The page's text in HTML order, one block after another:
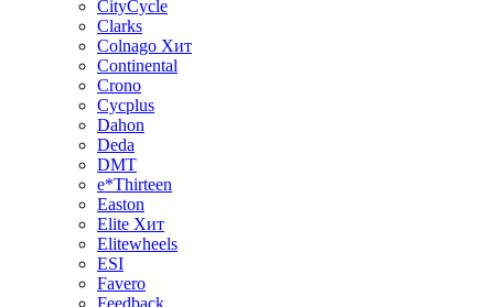
CityCycle
Clarks
Colnago Хит
Continental
Crono
Cycplus
Dahon
Deda
DMT
e*Thirteen
Easton
Elite Хит
Elitewheels
ESI
Favero
Feedback